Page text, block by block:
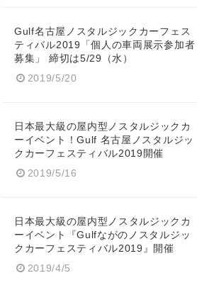
Gulf名古屋ノスタルジックカーフェス
ティバル2019「個人の車両展示参加者
募集」 締切は5/29（水）
2019/5/20
日本最大級の屋内型ノスタルジックカ
ーイベント！Gulf 名古屋ノスタルジッ
クカーフェスティバル2019開催
2019/5/16
日本最大級の屋内型ノスタルジックカ
ーイベント『Gulfながのノスタルジッ
クカーフェスティバル2019』開催
2019/4/5